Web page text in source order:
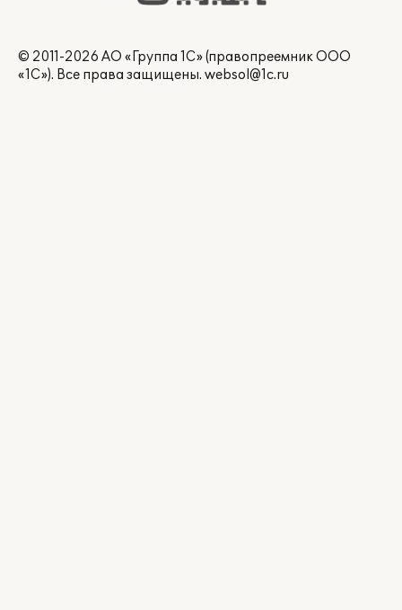
© 2011-2026 АО «Группа 1С» (правопреемник ООО
«1С»). Все права защищены. websol@1c.ru